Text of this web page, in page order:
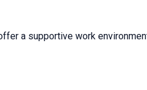
a supportive work